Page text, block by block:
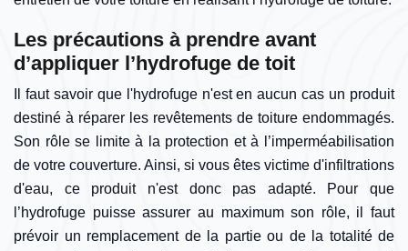
Les précautions à prendre avant
d’appliquer l’hydrofuge de toit
Il faut savoir que l'hydrofuge n'est en aucun cas un produit
destiné à réparer les revêtements de toiture endommagés.
Son rôle se limite à la protection et à l’imperméabilisation
de votre couverture. Ainsi, si vous êtes victime d'infiltrations
d'eau, ce produit n'est donc pas adapté. Pour que
l’hydrofuge puisse assurer au maximum son rôle, il faut
prévoir un remplacement de la partie ou de la totalité de